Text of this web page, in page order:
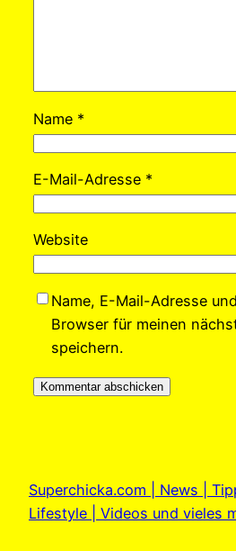
Name *
E-Mail-Adresse *
Website
Name, E-Mail-Adresse
Browser für meinen
speichern.
Superchicka.com | News |
Lifestyle | Videos und vieles